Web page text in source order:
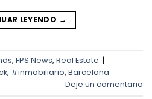
LEYENDO →
, FPS News, Real Estate |
, #inmobiliario, Barcelona
Deje un comentario